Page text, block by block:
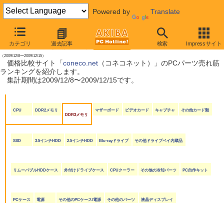
Powered by Translate
カテゴリ 過去記事 検索 Impressサイト
【 2009年12月19日号 】
coneco.net売れ筋ランキング
（2009/12/8〜2009/12/15）
価格比較サイト「coneco.net（コネコネット）」のPCパーツ売れ筋
ランキングを紹介します。
集計期間は2009/12/8〜2009/12/15です。
CPU
DDR2メモリ
DDR3メモリ
マザーボード ビデオカード キャプチャ その他カード類
SSD 3.5インチHDD 2.5インチHDD Blu-rayドライブ その他ドライブベイ内蔵品
リムーバブルHDDケース 外付けドライブケース CPUクーラー その他の冷却パーツ PC自作キット
PCケース 電源 その他のPCケース/電源 その他のパーツ 液晶ディスプレイ